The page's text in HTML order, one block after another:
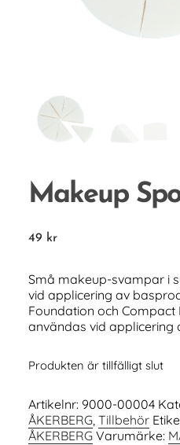
Makeup
49 kr
Små makeup-svampar i
vid applicering av
Foundation och Compact
användas vid applicering
Produkten är tillfälligt slut
Artikelnr: 9000-00004
ÅKERBERG, Tillbehör
ÅKERBERG Varumärke: